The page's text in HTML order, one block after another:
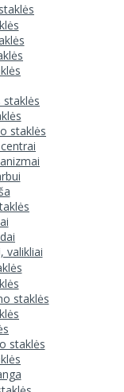
staklės
staklės
valikliai
staklės
staklės